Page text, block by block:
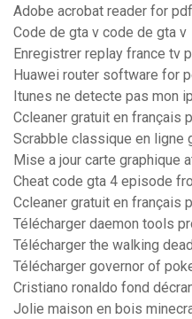
Adobe acrobat reader for
Code de gta v code de gta v
Enregistrer replay france tv
Huawei router software for
Itunes ne detecte pas mon
Ccleaner gratuit en français
Scrabble classique en ligne
Mise a jour carte graphique
Cheat code gta 4 episode
Ccleaner gratuit en français
Télécharger daemon tools
Télécharger the walking
Télécharger governor of
Cristiano ronaldo fond
Jolie maison en bois